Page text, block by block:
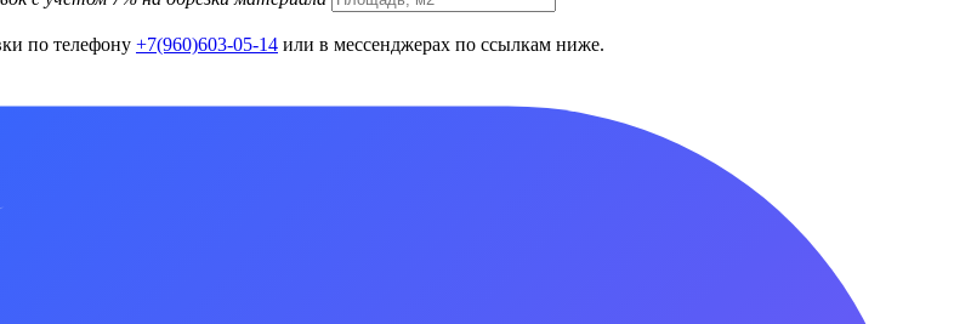
по телефону +7(960)603-05-14 или в мессенджерах по ссылкам ниже.